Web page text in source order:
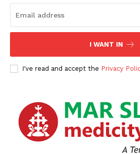
I WANT IN
I've read and accept the Privacy